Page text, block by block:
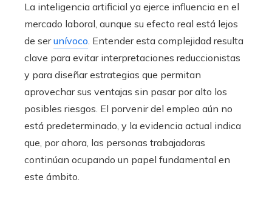
La inteligencia artificial ya ejerce influencia en el
mercado laboral, aunque su efecto real está lejos
de serunívoco. Entender esta complejidad resulta
clave para evitar interpretaciones reduccionistas
y para diseñar estrategias que permitan
aprovechar sus ventajas sin pasar por alto los
posibles riesgos. El porvenir del empleo aún no
está predeterminado, y la evidencia actual indica
que, por ahora, las personas trabajadoras
continúan ocupando un papel fundamental en
este ámbito.